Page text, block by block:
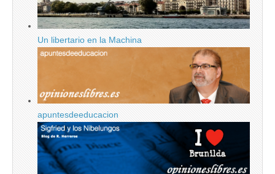
Un libertario en la Machina
apuntesdeeducacion